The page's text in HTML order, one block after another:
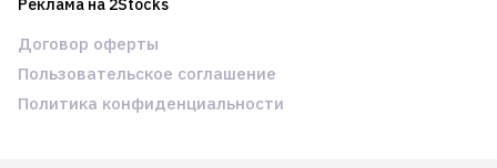
Реклама на 2Stocks
Договор оферты
Пользовательское соглашение
Политика конфиденциальности